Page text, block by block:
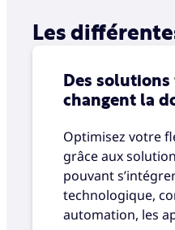
Les
Des
changent la
Optimisez votre
grâce aux
pouvant
technologique,
automation, les